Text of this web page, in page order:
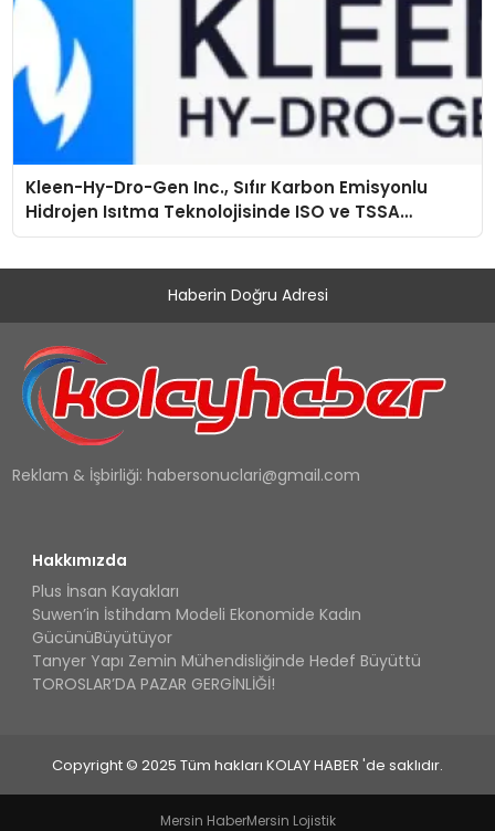
Kleen-Hy-Dro-Gen Inc., Sıfır Karbon Emisyonlu
Hidrojen Isıtma Teknolojisinde ISO ve TSSA
Düzenleyici Onaylarını Aldı
Haberin Doğru Adresi
Reklam & İşbirliği: habersonuclari@gmail.com
Hakkımızda
Plus İnsan Kayakları
Suwen’in İstihdam Modeli Ekonomide Kadın
GücünüBüyütüyor
Tanyer Yapı Zemin Mühendisliğinde Hedef Büyüttü
TOROSLAR’DA PAZAR GERGİNLİĞİ!
Copyright © 2025 Tüm hakları KOLAY HABER 'de saklıdır.
Mersin HaberMersin Lojistik